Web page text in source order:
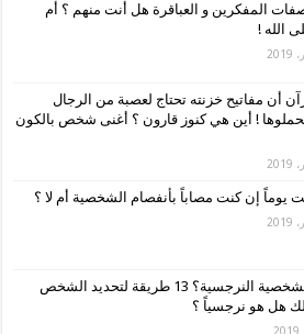
المفكرين و العباقرة هل أنت منهم ؟ أم
الله !
أن مفاتيح خزنته تحتاج لعصبة من الرجال
ليحملوها ! أين هي كنوز قارون ؟ أغنى شخص بالكون
يوماً إن كنت مصاباً بأنفصام الشخصية أم لا ؟
من هي الشخصية النرجسية؟ 13 طريقة لتحديد الشخص
هل هو نرجسياً ؟